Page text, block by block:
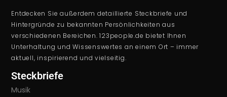
Entdecken Sie außerdem detaillierte Steckbriefe und
Hintergründe zu bekannten Persönlichkeiten aus
verschiedenen Bereichen. 123people.de bietet Ihnen
Unterhaltung und Wissenswertes an einem Ort – immer
aktuell, inspirierend und vielseitig.
Steckbriefe
Musik